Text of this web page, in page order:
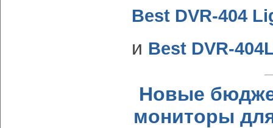
Best DVR-404
и Best DVR-
Новые
мониторы